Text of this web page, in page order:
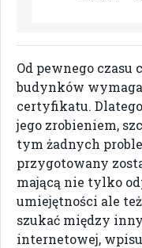
Od pewnego czasu
budynków
certyfikatu.
jego zrobieniem,
tym żadnych
przygotowany
mającą nie tylko
umiejętności ale
szukać między
internetowej,